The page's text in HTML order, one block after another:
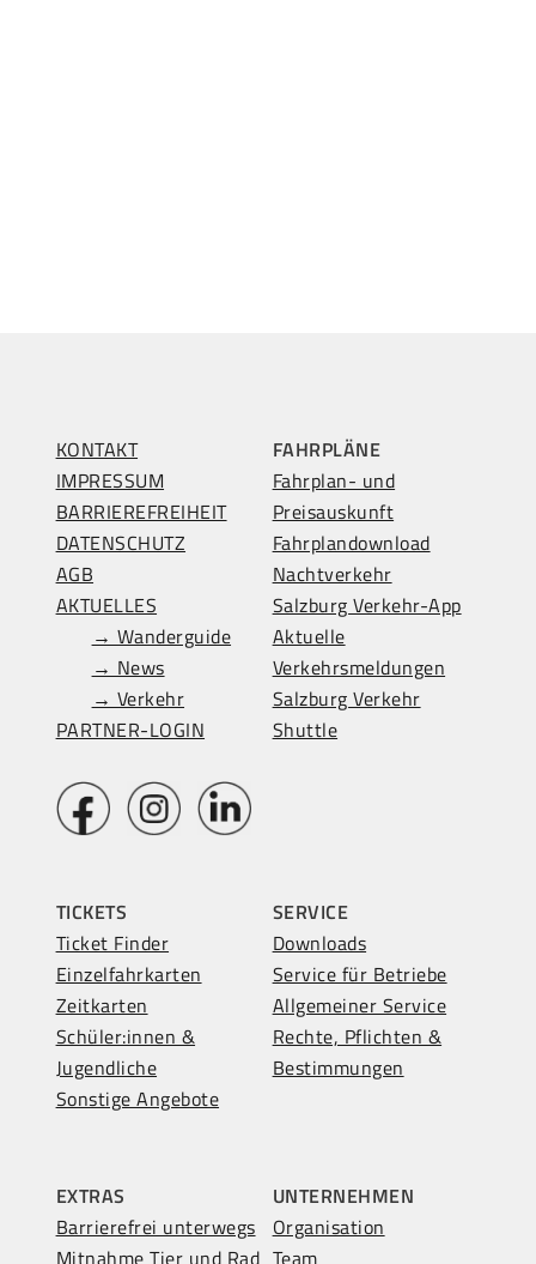
KONTAKT
IMPRESSUM
BARRIEREFREIHEIT
DATENSCHUTZ
AGB
AKTUELLES
→ Wanderguide
→ News
→ Verkehr
PARTNER-LOGIN
FAHRPLÄNE
Fahrplan- und
Preisauskunft
Fahrplandownload
Nachtverkehr
Salzburg Verkehr-App
Aktuelle
Verkehrsmeldungen
Salzburg Verkehr
Shuttle
TICKETS
Ticket Finder
Einzelfahrkarten
Zeitkarten
Schüler:innen &
Jugendliche
Sonstige Angebote
SERVICE
Downloads
Service für Betriebe
Allgemeiner Service
Rechte, Pflichten &
Bestimmungen
EXTRAS
Barrierefrei unterwegs
Mitnahme Tier und Rad
UNTERNEHMEN
Organisation
Team